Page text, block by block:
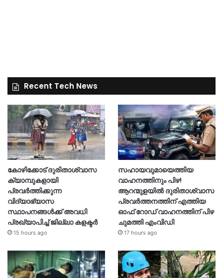
Recent Tech News
കോഴിക്കോട് ദുരിതാശ്വാസ
ക്യാമ്പുകളായി
പ്രവര്‍ത്തിക്കുന്ന
വിദ്യാഭ്യാസ
സ്ഥാപനങ്ങള്‍ക്ക് അവധി
പ്രഖ്യാപിച്ച് ജില്ലാ കളക്ടർ
15 hours ago
സഹായവുമായെത്തിയ
വാഹനത്തിനും പിഴ!
ആറന്മുളയില്‍ ദുരിതാശ്വാസ
പ്രവര്‍ത്തനത്തിന് എത്തിയ
ഓഫ് റോഡ് വാഹനത്തിന് പിഴ
ചുമത്തി എംവിഡി
17 hours ago